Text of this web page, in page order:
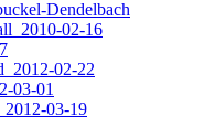
Dendelbach
02-16
02-22
03-01
03-19